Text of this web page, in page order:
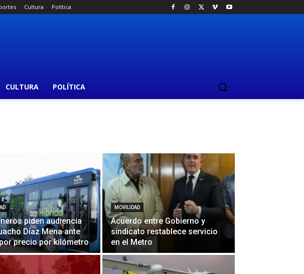
Cultura Política
CULTURA POLÍTICA
piden audiencia
Díaz Mena ante
precio por kilómetro
MOVILIDAD
Acuerdo entre Gobierno y
sindicato restablece servicio
en el Metro